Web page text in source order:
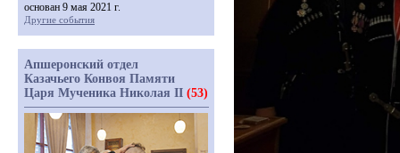
основан 9 мая 2021 г.
Другие события
Апшеронский отдел
Казачьего Конвоя Памяти
Царя Мученика Николая II (53)